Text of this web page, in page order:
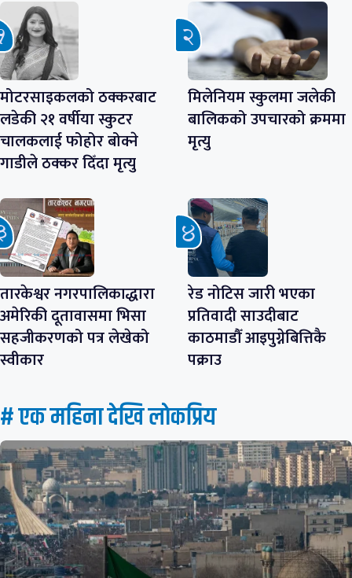
मोटरसाइकलको ठक्करबाट
लडेकी २१ वर्षीया स्कुटर
चालकलाई फोहोर बोक्ने
गाडीले ठक्कर दिँदा मृत्यु
मिलेनियम स्कुलमा जलेकी
बालिकको उपचारको क्रममा
मृत्यु
तारकेश्वर नगरपालिकाद्धारा
अमेरिकी दूतावासमा भिसा
सहजीकरणको पत्र लेखेको
स्वीकार
रेड नोटिस जारी भएका
प्रतिवादी साउदीबाट
काठमाडौँ आइपुग्नेबित्तिकै
पक्राउ
# एक महिना देखि लाेकप्रिय